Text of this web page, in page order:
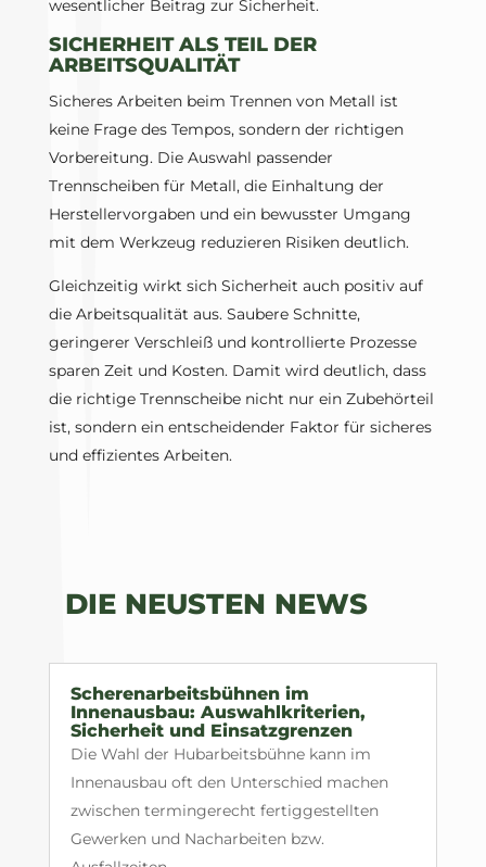
wesentlicher Beitrag zur Sicherheit.
SICHERHEIT ALS TEIL DER
ARBEITSQUALITÄT
Sicheres Arbeiten beim Trennen von Metall ist
keine Frage des Tempos, sondern der richtigen
Vorbereitung. Die Auswahl passender
Trennscheiben für Metall, die Einhaltung der
Herstellervorgaben und ein bewusster Umgang
mit dem Werkzeug reduzieren Risiken deutlich.
Gleichzeitig wirkt sich Sicherheit auch positiv auf
die Arbeitsqualität aus. Saubere Schnitte,
geringerer Verschleiß und kontrollierte Prozesse
sparen Zeit und Kosten. Damit wird deutlich, dass
die richtige Trennscheibe nicht nur ein Zubehörteil
ist, sondern ein entscheidender Faktor für sicheres
und effizientes Arbeiten.
DIE NEUSTEN NEWS
Scherenarbeitsbühnen im
Innenausbau: Auswahlkriterien,
Sicherheit und Einsatzgrenzen
Die Wahl der Hubarbeitsbühne kann im
Innenausbau oft den Unterschied machen
zwischen termingerecht fertiggestellten
Gewerken und Nacharbeiten bzw.